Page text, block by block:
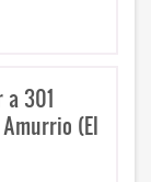
301
(El